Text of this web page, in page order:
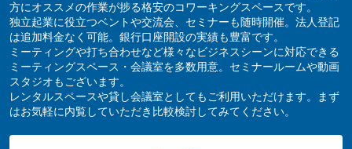
方にオススメの作業が捗る格安のコワーキングスペースです。
独立起業に役立つベントや交流会、セミナーも随時開催。法人登記
は追加料金なく可能。銀行口座開設の実績も豊富です。
ミーティングや打ち合わせなど様々なビジネスシーンに対応できる
ミーティングスペース・会議室を多数用意。セミナールームや動画
スタジオもございます。
レンタルスペースや貸し会議室としてもご利用いただけます。まず
はお気軽に内覧していただき比較検討してみてください。